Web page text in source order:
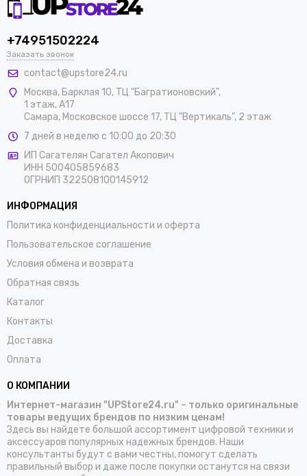
+74951502224
Заказать звонок
contact@upstore24.ru
Москва, Барклая 10, ТЦ "Багратионовский",
1 этаж, А17
Самара, Московское шоссе 17, ТЦ "Вертикаль", 2 этаж
7 дней в неделю с 10:00 до 20:30
ИП Сагателян Сагател Акопович
ИНН 500405859683
ОГРНИП 322508100145912
ИНФОРМАЦИЯ
Политика конфиденциальности и оферта
Пользовательское соглашение
Условия обмена и возврата
Обратная связь
Каталог
Контакты
Доставка
Оплата
О КОМПАНИИ
Интернет-магазин "UPStore24.ru" – только оригинальные
товары ведущих брендов по низким ценам!
Здесь вы найдете большой ассортимент цифровой техники и
аксессуаров популярных надежных брендов. Наши
консультанты будут с вами честны, помогут сделать
правильный выбор и даже после покупки останутся на связи